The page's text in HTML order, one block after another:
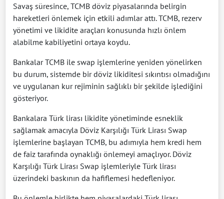
Savaş süresince, TCMB döviz piyasalarında belirgin
hareketleri önlemek için etkili adımlar attı. TCMB, rezerv
yönetimi ve likidite araçları konusunda hızlı önlem
alabilme kabiliyetini ortaya koydu.
Bankalar TCMB ile swap işlemlerine yeniden yönelirken
bu durum, sistemde bir döviz likiditesi sıkıntısı olmadığını
ve uygulanan kur rejiminin sağlıklı bir şekilde işlediğini
gösteriyor.
Bankalara Türk lirası likidite yönetiminde esneklik
sağlamak amacıyla Döviz Karşılığı Türk Lirası Swap
işlemlerine başlayan TCMB, bu adımıyla hem kredi hem
de faiz tarafında oynaklığı önlemeyi amaçlıyor. Döviz
Karşılığı Türk Lirası Swap işlemleriyle Türk lirası
üzerindeki baskının da hafiflemesi hedefleniyor.